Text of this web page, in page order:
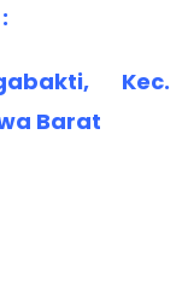
Kec.
Barat